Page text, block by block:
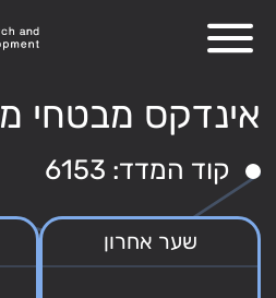
אינדקס מבטחי
קוד המדד: 6153
שער אחרון